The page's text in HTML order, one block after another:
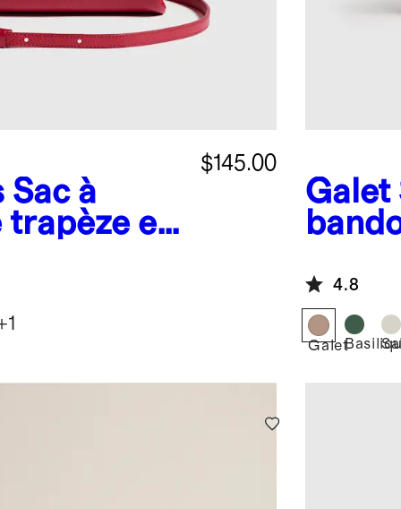
Sac à
trapèze en
$145.00
1
Galet
4.8
Galet